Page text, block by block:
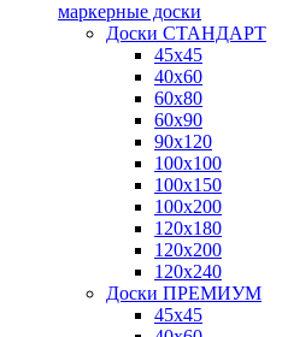
маркерные доски
Доски СТАНДАРТ
45x45
40x60
60x80
60x90
90x120
100x100
100x150
100x200
120x180
120x200
120x240
Доски ПРЕМИУМ
45x45